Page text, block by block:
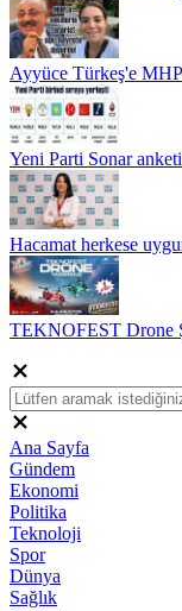
Ayyüce Türkeş'e
Yeni Parti Sonar
Hacamat herkese
TEKNOFEST Drone
Ana Sayfa
Gündem
Ekonomi
Politika
Teknoloji
Spor
Dünya
Sağlık